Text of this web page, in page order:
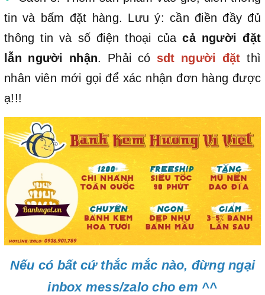
tin và bấm đặt hàng. Lưu ý: cần điền đầy đủ
thông tin và số điện thoại củacả người đặt
lẫn người nhận. Phải có sdt người đặt thì
nhân viên mới gọi để xác nhận đơn hàng được
ạ!!!
Nếu có bất cứ thắc mắc nào, đừng ngại
inbox mess/zalo cho em ^^